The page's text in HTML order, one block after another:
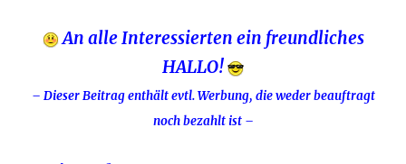
An alle Interessierten ein freundliches
HALLO!
– Dieser Beitrag enthält evtl. Werbung, die weder beauftragt
noch bezahlt ist –